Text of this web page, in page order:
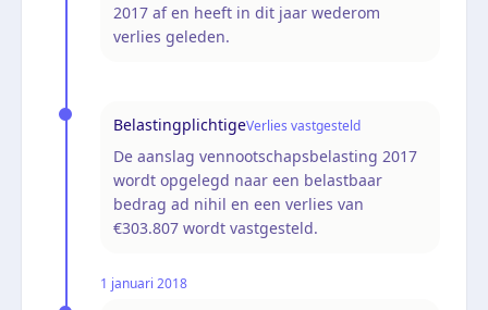
2017 af en heeft in dit jaar wederom
verlies geleden.
BelastingplichtigeVerlies vastgesteld
De aanslag vennootschapsbelasting 2017
wordt opgelegd naar een belastbaar
bedrag ad nihil en een verlies van
€303.807 wordt vastgesteld.
1 januari 2018